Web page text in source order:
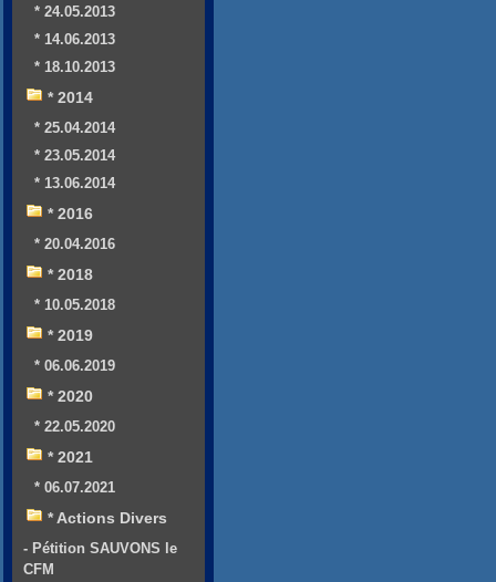
* 24.05.2013
* 14.06.2013
* 18.10.2013
* 2014
* 25.04.2014
* 23.05.2014
* 13.06.2014
* 2016
* 20.04.2016
* 2018
* 10.05.2018
* 2019
* 06.06.2019
* 2020
* 22.05.2020
* 2021
* 06.07.2021
* Actions Divers
- Pétition SAUVONS le
CFM